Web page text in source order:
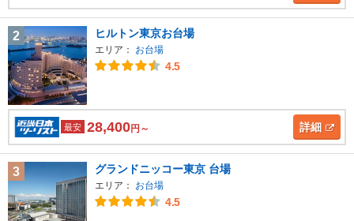
2 ヒルトン東京お台場
エリア： お台場
4.5
最安 28,400円～ 詳細
3 グランドニッコー東京 台場
エリア： お台場
4.5